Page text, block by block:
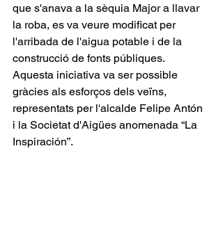
que s'anava a la sèquia Major a llavar
la roba, es va veure modificat per
l'arribada de l'aigua potable i de la
construcció de fonts públiques.
Aquesta iniciativa va ser possible
gràcies als esforços dels veïns,
representats per l'alcalde Felipe Antón
i la Societat d'Aigües anomenada “La
Inspiración”.